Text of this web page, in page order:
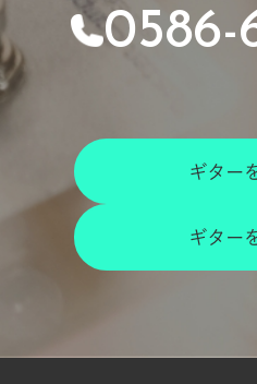
0586-
ギター
ギター